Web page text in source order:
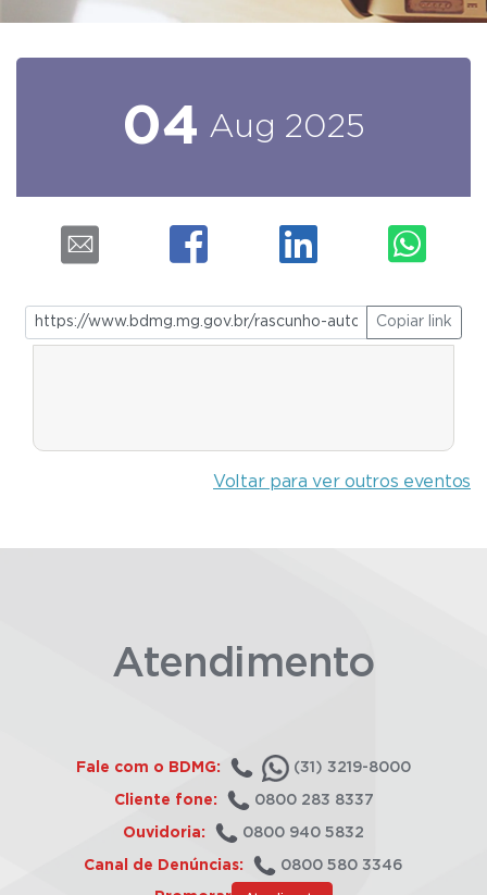
04 Aug 2025
Copiar link
Voltar para ver outros eventos
Atendimento
Fale com o BDMG: (31) 3219-8000
Cliente fone: 0800 283 8337
Ouvidoria: 0800 940 5832
Canal de Denúncias: 0800 580 3346